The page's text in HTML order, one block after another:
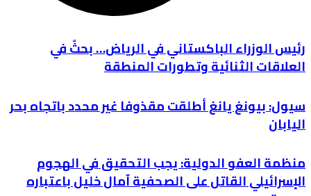
رئيس الوزراء الباكستاني في الرياض… بحثٌ في
العلاقات الثنائية وتطورات المنطقة
سيول: بيونغ يانغ أطلقت مقذوفا غير محدد باتجاه بحر
اليابان
منظمة العفو الدولية: يجب التحقيق في الهجوم
الإسرائيلي القاتل على الصحفية آمال خليل باعتباره